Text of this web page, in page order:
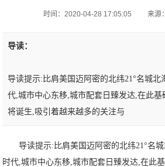
时间：2020-04-28 17:05:05 来源：
导读：
导读提示:比肩美国迈阿密的北纬21°名城
代,城市中心东移,城市配套日臻发达,在此
将诞生,吸引着越来越多的关注与
导读提示:比肩美国迈阿密的北纬21°名
时代,城市中心东移,城市配套日臻发达,在此